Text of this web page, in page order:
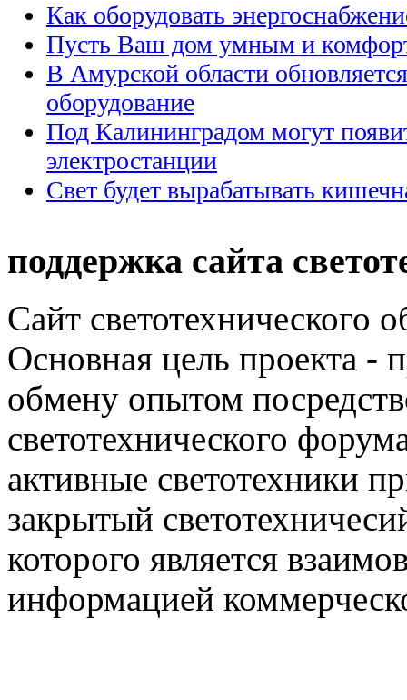
Как оборудовать
Пусть Ваш дом умным и
В Амурской области
оборудование
Под Калининградом могут
электростанции
Свет будет вырабатывать
поддержка сайта
Сайт светотехнического
Основная цель проекта -
обмену опытом
светотехнического
активные светотехники
закрытый
которого является
информацией